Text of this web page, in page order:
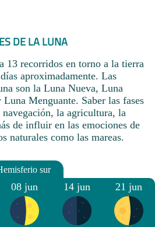
DE LA LUNA
13 recorridos en torno a la tierra
aproximadamente. Las
son la Luna Nueva, Luna
Menguante. Saber las fases
la agricultura, la
de influir en las emociones de
naturales como las mareas.
08 jun 14 jun 21 jun